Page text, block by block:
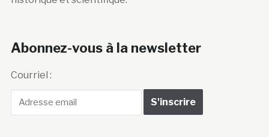
Abonnez-vous à la newsletter
Courriel :